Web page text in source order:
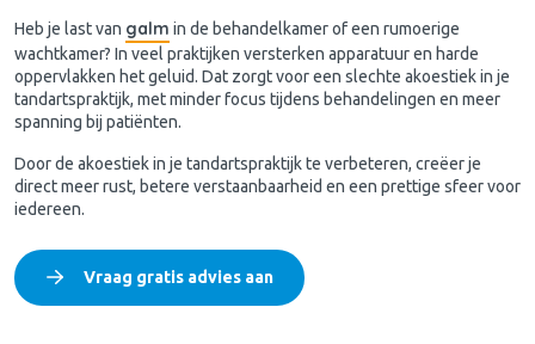
Heb je last van galm in de behandelkamer of een rumoerige
wachtkamer? In veel praktijken versterken apparatuur en harde
oppervlakken het geluid. Dat zorgt voor een slechte akoestiek in je
tandartspraktijk, met minder focus tijdens behandelingen en meer
spanning bij patiënten.
Door de akoestiek in je tandartspraktijk te verbeteren, creëer je
direct meer rust, betere verstaanbaarheid en een prettige sfeer voor
iedereen.
Vraag gratis advies aan